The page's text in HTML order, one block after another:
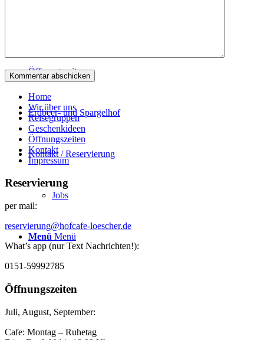
Öffnungszeiten
Erdbeer- und Spargelhof
Kontakt / Reservierung
Jobs
Menü Menü
Home
Wir über uns
Reisegruppen
Geschenkideen
Öffnungszeiten
Kontakt
Impressum
Reservierung
per mail:
reservierung@hofcafe-loescher.de
What’s app (nur Text Nachrichten!):
0151-59992785
Öffnungszeiten
Juli, August, September:
Cafe: Montag – Ruhetag